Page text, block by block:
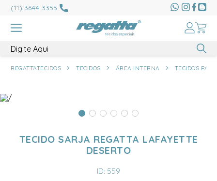
(11) 3644-3355
REGATTATECIDOS TECIDOS ÁREA INTERNA TECIDOS
TECIDO SARJA REGATTA LAFAYETTE
DESERTO
ID: 559